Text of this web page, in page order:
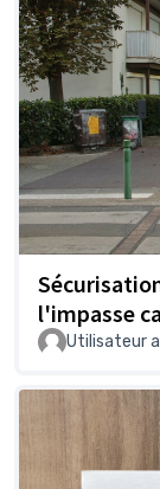
l'impasse
Utilisateur